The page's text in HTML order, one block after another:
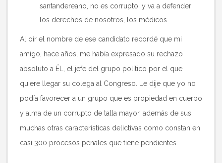
santandereano, no es corrupto, y va a defender
los derechos de nosotros, los médicos
Al oír el nombre de ese candidato recordé que mi
amigo, hace años, me había expresado su rechazo
absoluto a ÉL, el jefe del grupo político por el que
quiere llegar su colega al Congreso. Le dije que yo no
podía favorecer a un grupo que es propiedad en cuerpo
y alma de un corrupto de talla mayor, además de sus
muchas otras características delictivas como constan en
casi 300 procesos penales que tiene pendientes.